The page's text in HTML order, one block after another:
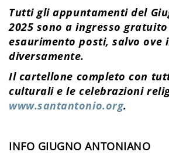
Tutti gli appuntamenti del
2025 sono a ingresso
esaurimento posti, salvo ove
diversamente.
Il cartellone completo con
culturali e le celebrazioni
www.santantonio.org.
INFO GIUGNO ANTONIANO